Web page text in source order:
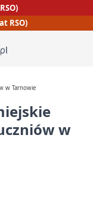
RSO)
w Tarnowie
w